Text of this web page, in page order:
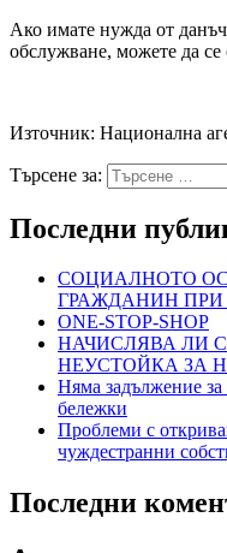
Ако имате нужда от
обслужване, можете да се
Източник: Национална
Търсене за:
Последни
СОЦИАЛНОТО
ГРАЖДАНИН ПРИ
ONE-STOP-SHOP
НАЧИСЛЯВА ЛИ
НЕУСТОЙКА ЗА
Няма задължение за
бележки
Проблеми с
чуждестранни
Последни